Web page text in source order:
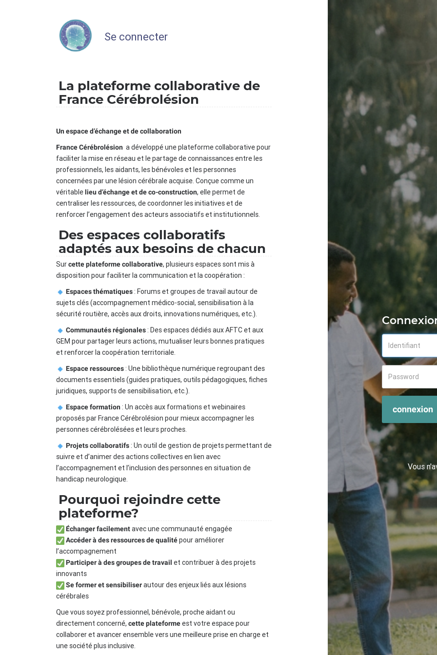
connexion
Vous
Se connecter
La plateforme collaborative de
France Cérébrolésion
Un espace d’échange et de collaboration
France Cérébrolésion a développé une plateforme collaborative pour
faciliter la mise en réseau et le partage de connaissances entre les
professionnels, les aidants, les bénévoles et les personnes
concernées par une lésion cérébrale acquise. Conçue comme un
véritable lieu d’échange et de co-construction, elle permet de
centraliser les ressources, de coordonner les initiatives et de
renforcer l’engagement des acteurs associatifs et institutionnels.
Des espaces collaboratifs
adaptés aux besoins de chacun
Surcette plateforme collaborative, plusieurs espaces sont mis à
disposition pour faciliter la communication et la coopération :
Espaces thématiques: Forums et groupes de travail autour de
sujets clés (accompagnement médico-social, sensibilisation à la
sécurité routière, accès aux droits, innovations numériques, etc.).
Communautés régionales: Des espaces dédiés aux AFTC et aux
GEM pour partager leurs actions, mutualiser leurs bonnes pratiques
et renforcer la coopération territoriale.
Espace ressources: Une bibliothèque numérique regroupant des
documents essentiels (guides pratiques, outils pédagogiques, fiches
juridiques, supports de sensibilisation, etc.).
Espace formation: Un accès aux formations et webinaires
proposés par France Cérébrolésion pour mieux accompagner les
personnes cérébrolésées et leurs proches.
Projets collaboratifs: Un outil de gestion de projets permettant de
suivre et d’animer des actions collectives en lien avec
l’accompagnement et l’inclusion des personnes en situation de
handicap neurologique.
Pourquoi rejoindre cette
plateforme?
Échanger facilementavec une communauté engagée
Accéder à des ressources de qualitépour améliorer
l’accompagnement
Participer à des groupes de travail et contribuer à des projets
innovants
Se former et sensibiliserautour des enjeux liés aux lésions
cérébrales
Que vous soyez professionnel, bénévole, proche aidant ou
directement concerné, cette plateformeest votre espace pour
collaborer et avancer ensemble vers une meilleure prise en charge et
une société plus inclusive.